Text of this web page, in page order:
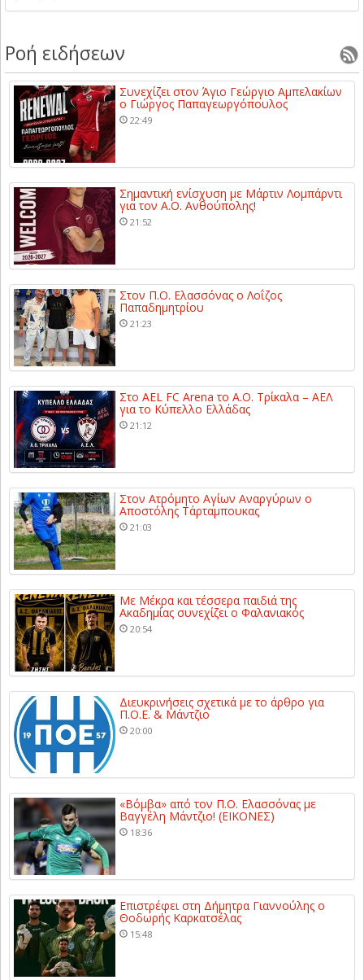
Ροή ειδήσεων
Συνεχίζει στον Άγιο Γεώργιο Αμπελακίων
ο Γιώργος Παπαγεωργόπουλος
22:49
Σημαντική ενίσχυση με Μάρτιν Λομπάρντι
για τον Α.Ο. Ανθούπολης!
21:52
Στον Π.Ο. Ελασσόνας ο Λοΐζος
Παπαδημητρίου
21:23
Στο AEL FC Arena το Α.Ο. Τρίκαλα – ΑΕΛ
για το Κύπελλο Ελλάδας
21:12
Στον Ατρόμητο Αγίων Αναργύρων ο
Αποστόλης Τάρταμπουκας
21:03
Με Μέκρα και τέσσερα παιδιά της
Ακαδημίας συνεχίζει ο Φαλανιακός
20:54
Διευκρινήσεις σχετικά με το άρθρο για
Π.Ο.Ε. & Μάντζιο
20:00
«Βόμβα» από τον Π.Ο. Ελασσόνας με
Βαγγέλη Μάντζιο! (ΕΙΚΟΝΕΣ)
18:36
Επιστρέφει στη Δήμητρα Γιαννούλης ο
Θοδωρής Καρκατσέλας
15:48